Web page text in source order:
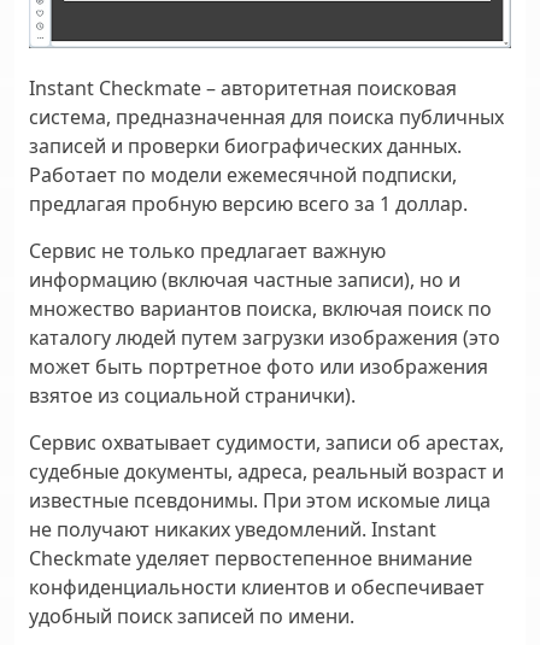
Instant Checkmate – авторитетная поисковая
система, предназначенная для поиска публичных
записей и проверки биографических данных.
Работает по модели ежемесячной подписки,
предлагая пробную версию всего за 1 доллар.
Сервис не только предлагает важную
информацию (включая частные записи), но и
множество вариантов поиска, включая поиск по
каталогу людей путем загрузки изображения (это
может быть портретное фото или изображения
взятое из социальной странички).
Сервис охватывает судимости, записи об арестах,
судебные документы, адреса, реальный возраст и
известные псевдонимы. При этом искомые лица
не получают никаких уведомлений. Instant
Checkmate уделяет первостепенное внимание
конфиденциальности клиентов и обеспечивает
удобный поиск записей по имени.